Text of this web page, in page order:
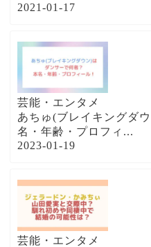
2021-01-17
芸能・エンタメ
あちゅ(ブレイキングダ
名・年齢・プロフィ...
2023-01-19
芸能・エンタメ